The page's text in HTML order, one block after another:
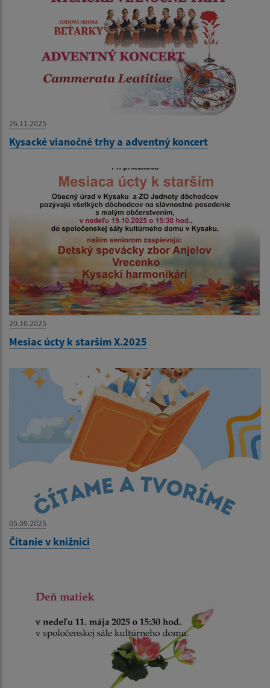
26.11.2025
Kysacké vianočné trhy a adventný koncert
20.10.2025
Mesiac úcty k starším X.2025
05.09.2025
Čítanie v knižnici